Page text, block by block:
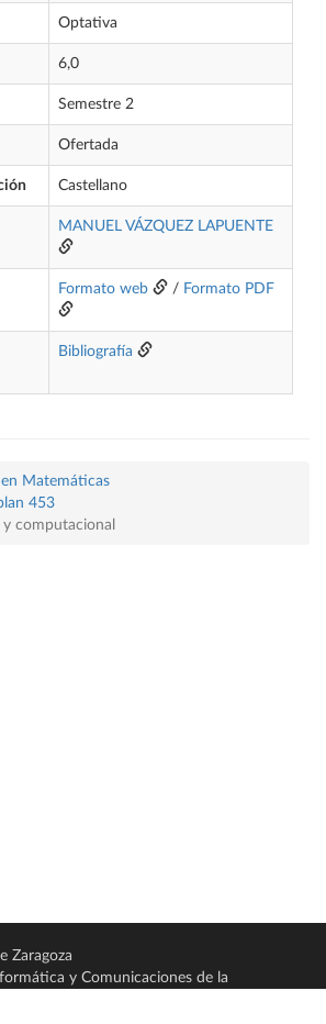
Optativa
6,0
Semestre 2
Ofertada
Castellano
MANUEL VÁZQUEZ LAPUENTE
Formato web / Formato PDF
Bibliografía
Matemáticas
453
computacional
Zaragoza
y Comunicaciones de la